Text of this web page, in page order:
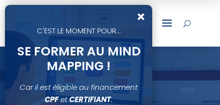
a U
×
C'EST LE MOMENT POUR...
SE FORMER AU MIND
MAPPING !
Car il est éligible au financement
CPFetCERTIFIANT.